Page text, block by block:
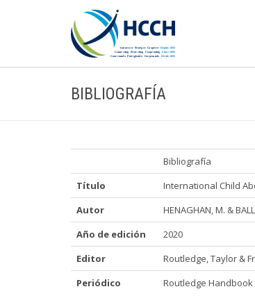
BIBLIOGRAFÍA
Bibliografía
Título
International Child
Autor
HENAGHAN, M. &
Año de edición
2020
Editor
Routledge, Taylor &
Periódico
Routledge Handbook